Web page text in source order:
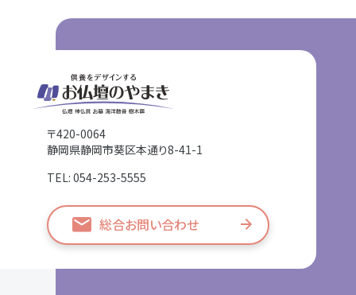
〒420-0064
静岡県静岡市葵区本通り8-41-1
TEL: 054-253-5555
総合お問い合わせ